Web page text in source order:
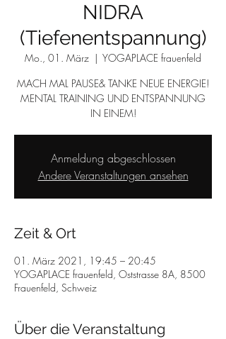
NIDRA
(Tiefenentspannung)
Mo., 01. März
  |
YOGAPLACE frauenfeld
MACH MAL PAUSE& TANKE NEUE ENERGIE!
MENTAL TRAINING UND ENTSPANNUNG
IN EINEM!
Anmeldung abgeschlossen
Andere Veranstaltungen ansehen
Zeit & Ort
01. März 2021, 19:45 – 20:45
YOGAPLACE frauenfeld, Oststrasse 8A, 8500
Frauenfeld, Schweiz
Über die Veranstaltung